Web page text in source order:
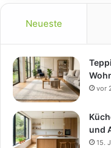
Neueste
vor
und
15.